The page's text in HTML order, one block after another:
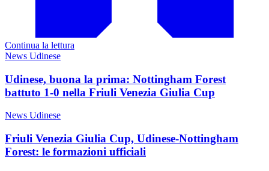
Continua la lettura
News Udinese
Udinese, buona la prima: Nottingham Forest
battuto 1-0 nella Friuli Venezia Giulia Cup
News Udinese
Friuli Venezia Giulia Cup, Udinese-Nottingham
Forest: le formazioni ufficiali